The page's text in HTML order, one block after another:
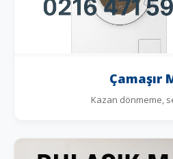
Çamaşır
Kazan dönmeme,